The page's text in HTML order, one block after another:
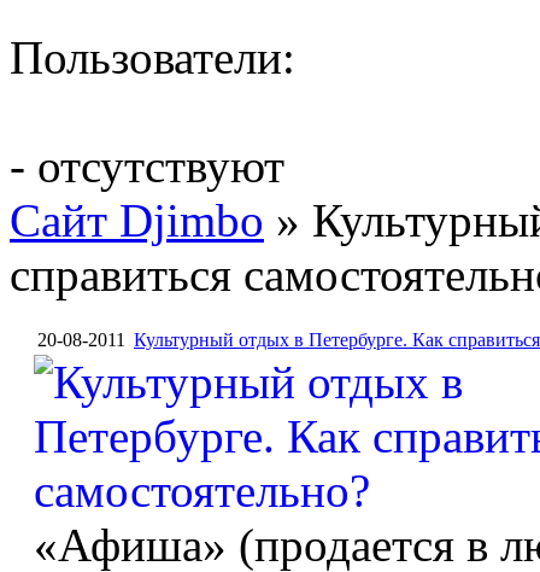
Пользователи:
- отсутствуют
Сайт Djimbo »
справиться
20-08-2011 Культурный отдых в Петербурге. Как
«Афиша» (продается в